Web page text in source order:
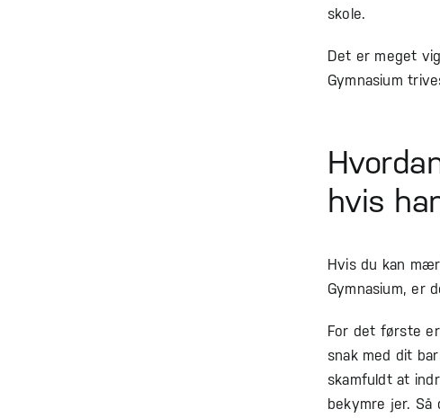
skole.
Det er meget
Gymnasium
hvis
Hvis du kan
Gymnasium, er
For det første
snak med dit
skamfuldt at
bekymre jer.